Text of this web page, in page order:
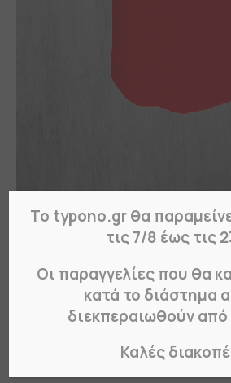
Το typono.gr θα
τις 7/8 έως τις
Οι παραγγελίες που θα
κατά το διάστημα
διεκπεραιωθούν από
Καλές